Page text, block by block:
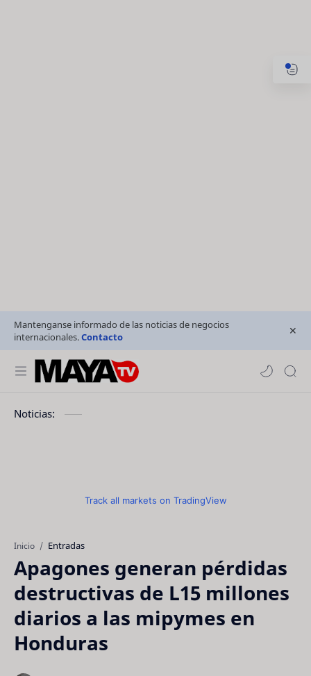
Mantenganse informado de las noticias de negocios
internacionales.Contacto
Noticias:
Track all markets on TradingView
Inicio Entradas
Apagones generan pérdidas
destructivas de L15 millones
diarios a las mipymes en
Honduras